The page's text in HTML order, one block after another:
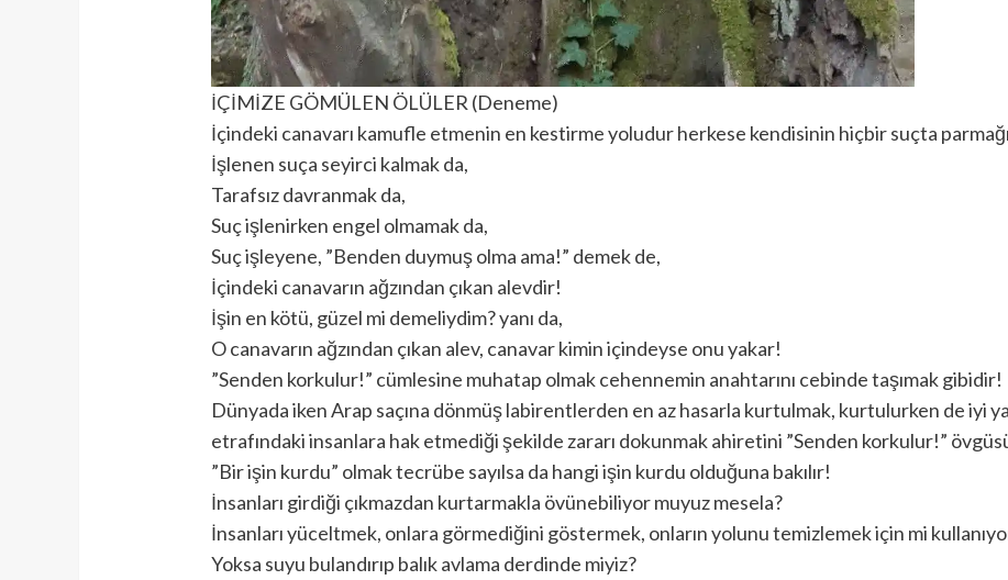
İÇİMİZE GÖMÜLEN ÖLÜLER (Deneme)
İçindeki canavarı kamufle etmenin en kestirme yoludur herkese kendisinin hiçbir suçta
İşlenen suça seyirci kalmak da,
Tarafsız davranmak da,
Suç işlenirken engel olmamak da,
Suç işleyene, ”Benden duymuş olma ama!” demek de,
İçindeki canavarın ağzından çıkan alevdir!
İşin en kötü, güzel mi demeliydim? yanı da,
O canavarın ağzından çıkan alev, canavar kimin içindeyse onu yakar!
”Senden korkulur!” cümlesine muhatap olmak cehennemin anahtarını cebinde taşımak gibidir!
Dünyada iken Arap saçına dönmüş labirentlerden en az hasarla kurtulmak, kurtulurken de iyi
etrafındaki insanlara hak etmediği şekilde zararı dokunmak ahiretini ”Senden korkulur!”
”Bir işin kurdu” olmak tecrübe sayılsa da hangi işin kurdu olduğuna bakılır!
İnsanları girdiği çıkmazdan kurtarmakla övünebiliyor muyuz mesela?
İnsanları yüceltmek, onlara görmediğini göstermek, onların yolunu temizlemek için mi
Yoksa suyu bulandırıp balık avlama derdinde miyiz?